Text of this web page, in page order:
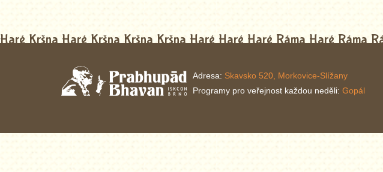
Haré Kršna Haré Kršna Kršna Kršna Haré Haré Haré Ráma Haré Ráma
Adresa: Skavsko 520, Morkovice-Slížany
Programy pro veřejnost každou neděli: Gopál